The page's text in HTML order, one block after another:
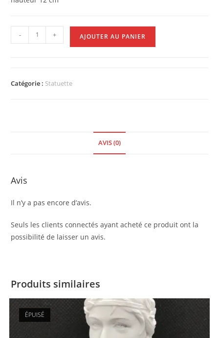
- + AJOUTER AU PANIER
Catégorie : Statuette
AVIS (0)
Avis
Il n’y a pas encore d’avis.
Seuls les clients connectés ayant acheté ce produit ont la
possibilité de laisser un avis.
Produits similaires
ÉPUISÉ